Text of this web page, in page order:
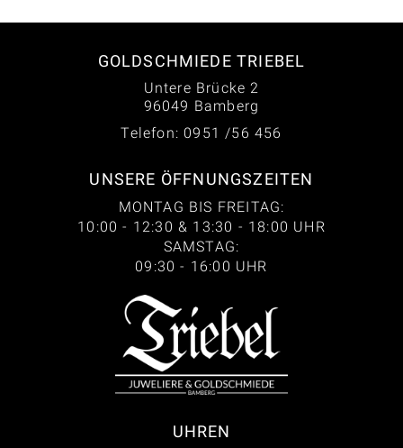
GOLDSCHMIEDE TRIEBEL
Untere Brücke 2
96049 Bamberg
Telefon: 0951 /56 456
UNSERE ÖFFNUNGSZEITEN
MONTAG BIS FREITAG:
10:00 - 12:30 & 13:30 - 18:00 UHR
SAMSTAG:
09:30 - 16:00 UHR
UHREN